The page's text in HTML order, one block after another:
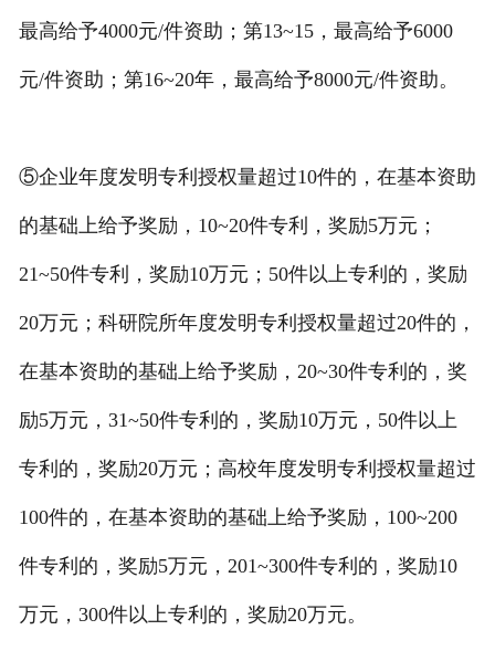
最高给予4000元/件资助；第13~15，最高给予6000
元/件资助；第16~20年，最高给予8000元/件资助。
⑤企业年度发明专利授权量超过10件的，在基本资助
的基础上给予奖励，10~20件专利，奖励5万元；
21~50件专利，奖励10万元；50件以上专利的，奖励
20万元；科研院所年度发明专利授权量超过20件的，
在基本资助的基础上给予奖励，20~30件专利的，奖
励5万元，31~50件专利的，奖励10万元，50件以上
专利的，奖励20万元；高校年度发明专利授权量超过
100件的，在基本资助的基础上给予奖励，100~200
件专利的，奖励5万元，201~300件专利的，奖励10
万元，300件以上专利的，奖励20万元。